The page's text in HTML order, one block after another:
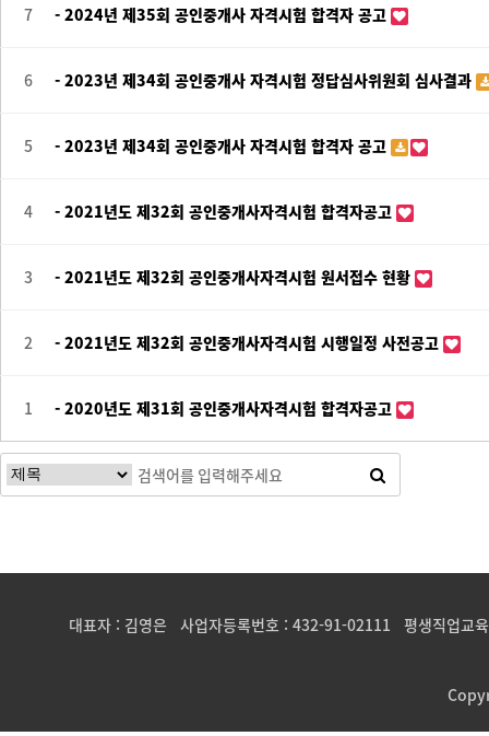
7 - 2024년 제35회 공인중개사 자격시험 합격자 공고
6 - 2023년 제34회 공인중개사 자격시험 정답심사위원회 심사결과
5 - 2023년 제34회 공인중개사 자격시험 합격자 공고
4 - 2021년도 제32회 공인중개사자격시험 합격자공고
3 - 2021년도 제32회 공인중개사자격시험 원서접수 현황
2 - 2021년도 제32회 공인중개사자격시험 시행일정 사전공고
1 - 2020년도 제31회 공인중개사자격시험 합격자공고
대표자 : 김영은 사업자등록번호 : 432-91-02111 평생직업교